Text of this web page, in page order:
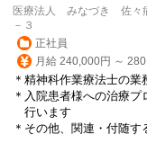
医療法人 みなづき 佐々
－３
正社員
月給 240,000円 ～
＊精神科作業療法士の業
＊入院患者様への治療
行います
＊その他、関連・付随す